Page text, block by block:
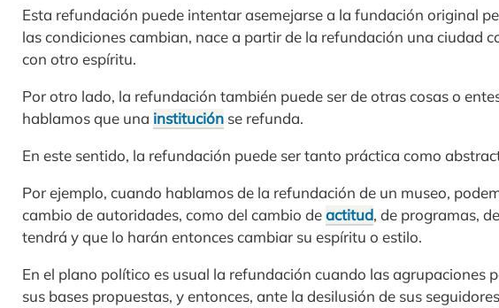
Esta refundación puede intentar asemejarse a la fundación original
las condiciones cambian, nace a partir de la refundación una ciudad
con otro espíritu.
Por otro lado, la refundación también puede ser de otras cosas o
hablamos que una institución se refunda.
En este sentido, la refundación puede ser tanto práctica como
Por ejemplo, cuando hablamos de la refundación de un museo,
cambio de autoridades, como del cambio deactitud, de programas,
tendrá y que lo harán entonces cambiar su espíritu o estilo.
En el plano político es usual la refundación cuando las agrupaciones
sus bases propuestas, y entonces, ante la desilusión de sus